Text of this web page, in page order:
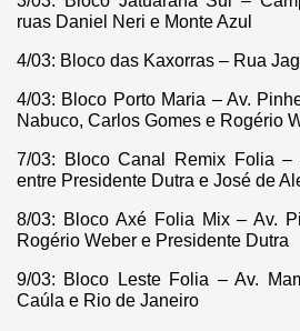
ruas Daniel Neri e Monte Azul
4/03: Bloco das Kaxorras – Rua
4/03: Bloco Porto Maria – Av.
Nabuco, Carlos Gomes e Rogério
7/03: Bloco Canal Remix Folia –
entre Presidente Dutra e José de
8/03: Bloco Axé Folia Mix – Av.
Rogério Weber e Presidente Dutra
9/03: Bloco Leste Folia – Av.
Caúla e Rio de Janeiro